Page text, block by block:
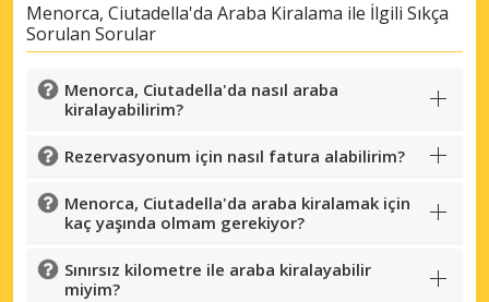
Menorca, Ciutadella'da Araba Kiralama ile İlgili Sıkça
Sorulan Sorular
Menorca, Ciutadella'da nasıl araba
kiralayabilirim?
Rezervasyonum için nasıl fatura alabilirim?
Menorca, Ciutadella'da araba kiralamak için
kaç yaşında olmam gerekiyor?
Sınırsız kilometre ile araba kiralayabilir
miyim?